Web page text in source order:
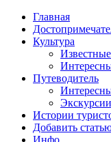
Главная
Культура
Путеводитель
Истории
Добавить
Инфо